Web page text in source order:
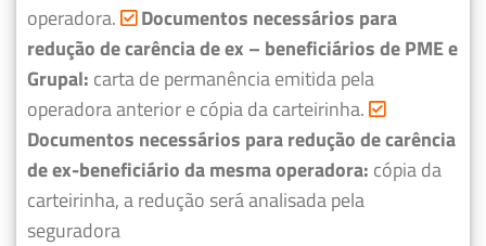
operadora.
Documentos necessários para
redução de carência de ex – beneficiários de PME e
Grupal: carta de permanência emitida pela
operadora anterior e cópia da carteirinha.
Documentos necessários para redução de carência
de ex-beneficiário da mesma operadora: cópia da
carteirinha, a redução será analisada pela
seguradora